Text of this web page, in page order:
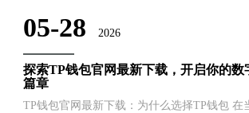
05-28 2026
探索TP钱包官网最新下载，开启你的数
篇章
TP钱包官网最新下载：为什么选择TP钱包 在